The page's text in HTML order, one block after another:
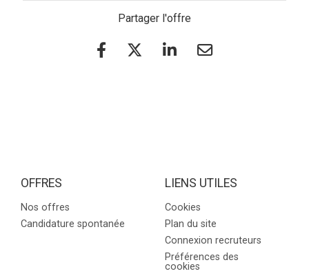
Partager l'offre
OFFRES
Nos offres
Candidature spontanée
LIENS UTILES
Cookies
Plan du site
Connexion recruteurs
Préférences des
cookies